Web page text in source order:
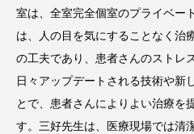
室は、全室完全個室のプライベー
は、人の目を気にすることなく治
の工夫であり、患者さんのストレ
日々アップデートされる技術や新
とで、患者さんによりよい治療を
す。三好先生は、医療現場では清